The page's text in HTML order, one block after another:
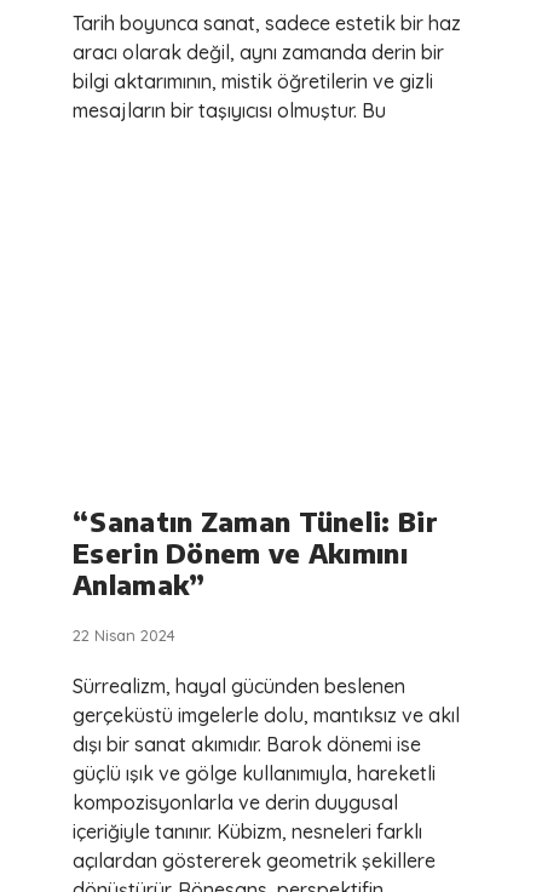
Tarih boyunca sanat, sadece estetik bir haz
aracı olarak değil, aynı zamanda derin bir
bilgi aktarımının, mistik öğretilerin ve gizli
mesajların bir taşıyıcısı olmuştur. Bu
“Sanatın Zaman Tüneli: Bir
Eserin Dönem ve Akımını
Anlamak”
22 Nisan 2024
Sürrealizm, hayal gücünden beslenen
gerçeküstü imgelerle dolu, mantıksız ve akıl
dışı bir sanat akımıdır. Barok dönemi ise
güçlü ışık ve gölge kullanımıyla, hareketli
kompozisyonlarla ve derin duygusal
içeriğiyle tanınır. Kübizm, nesneleri farklı
açılardan göstererek geometrik şekillere